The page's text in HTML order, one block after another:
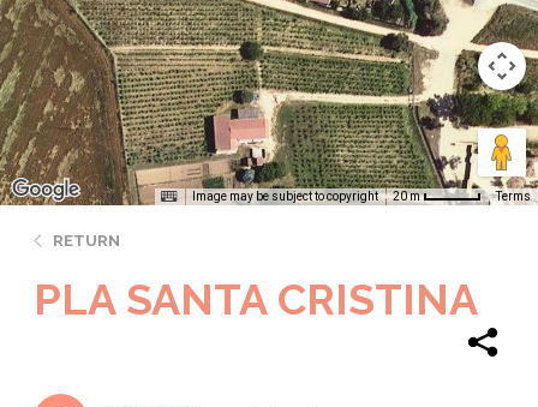
Image may be subject to copyright 20 m Terms
RETURN
PLA SANTA CRISTINA